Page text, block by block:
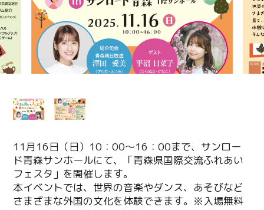
11月16日（日）10：00～16：00まで、サンロー
ド青森サンホールにて、「青森県国際交流ふれあい
フェスタ」を開催します。
本イベントでは、世界の音楽やダンス、あそびなど
さまざまな外国の文化を体験できます。※入場無料